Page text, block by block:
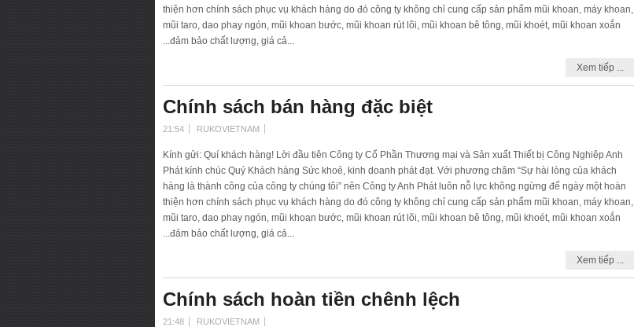
thiện hơn chính sách phục vụ khách hàng do đó công ty không chỉ cung cấp sản phẩm mũi khoan, máy khoan,
mũi taro, dao phay ngón, mũi khoan bước, mũi khoan rút lõi, mũi khoan bê tông, mũi khoét, mũi khoan xoắn
...đảm bảo chất lượng, giá cả...
Xem tiếp ...
Chính sách bán hàng đặc biệt
21:54 RUKOVIETNAM
Kính gửi: Quí khách hàng! Lời đầu tiên Công ty Cổ Phần Thương mại và Sản xuất Thiết bị Công Nghiệp Anh
Phát kính chúc Quý Khách hàng Sức khoẻ, kinh doanh phát đạt. Với phương châm “Sự hài lòng của khách
hàng là thành công của công ty chúng tôi” nên Công ty Anh Phát luôn nỗ lực không ngừng để ngày một hoàn
thiện hơn chính sách phục vụ khách hàng do đó công ty không chỉ cung cấp sản phẩm mũi khoan, máy khoan,
mũi taro, dao phay ngón, mũi khoan bước, mũi khoan rút lõi, mũi khoan bê tông, mũi khoét, mũi khoan xoắn
...đảm bảo chất lượng, giá cả...
Xem tiếp ...
Chính sách hoàn tiền chênh lệch
21:48 RUKOVIETNAM